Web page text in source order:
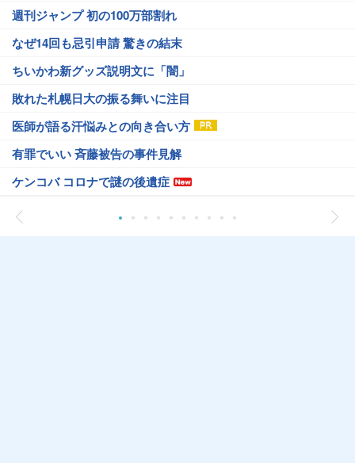
週刊ジャンプ 初の100万部割れ
なぜ14回も忌引申請 驚きの結末
ちいかわ新グッズ説明文に「闇」
敗れた札幌日大の振る舞いに注目
医師が語る汗悩みとの向き合い方
有罪でいい 斉藤被告の事件見解
ケンコバ コロナで謎の後遺症